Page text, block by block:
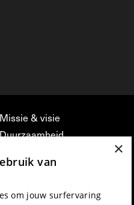
Missie & visie
Duurzaamheid
vrijwilligerswerk bij FFG
Privacy & Disclaimer
×
van
om jouw surfervaring